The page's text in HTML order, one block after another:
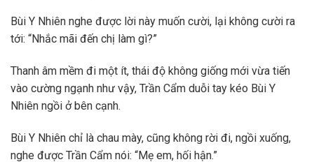
Bùi Y Nhiên nghe được lời này muốn cười, lại không cười ra
tới: “Nhắc mãi đến chị làm gì?”
Thanh âm mềm đi một ít, thái độ không giống mới vừa tiến
vào cường ngạnh như vậy, Trần Cẩm duỗi tay kéo Bùi Y
Nhiên ngồi ở bên cạnh.
Bùi Y Nhiên chỉ là chau mày, cũng không rời đi, ngồi xuống,
nghe được Trần Cẩm nói: “Mẹ em, hối hận.”